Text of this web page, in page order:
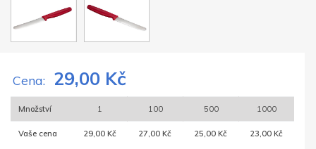
Cena: 29,00 Kč
Množství 1 100 500 1000
Vaše cena 29,00 Kč 27,00 Kč 25,00 Kč 23,00 Kč